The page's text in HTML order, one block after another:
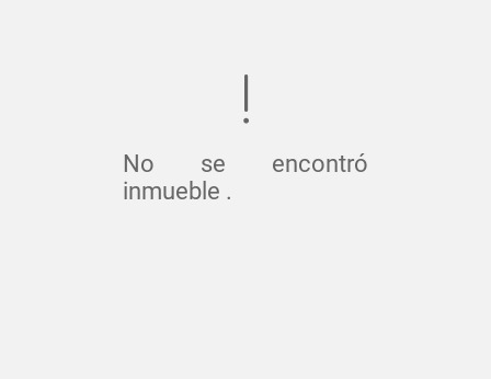
No se encontró
inmueble .